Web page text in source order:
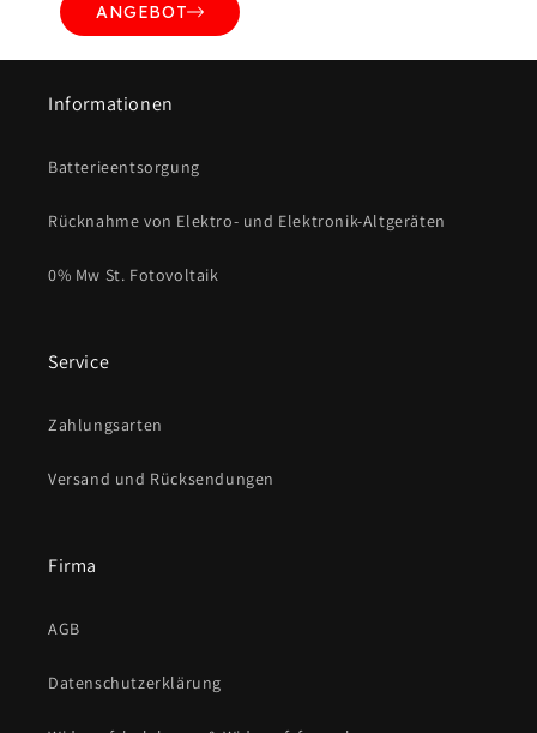
ANGEBOT
Informationen
Batterieentsorgung
Rücknahme von Elektro- und Elektronik-Altgeräten
0% Mw St. Fotovoltaik
Service
Zahlungsarten
Versand und Rücksendungen
Firma
AGB
Datenschutzerklärung